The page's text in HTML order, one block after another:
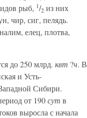
рыб, 1/2 из них
чир, сиг, пелядь.
елец, плотва,
до 250 млрд. квт ?ч. В
и Усть-
Сибири.
от 190сут в
выросла с начала